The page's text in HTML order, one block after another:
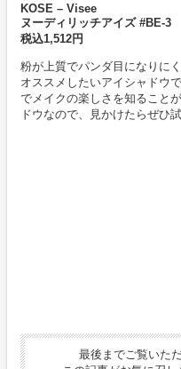
KOSE – Visee
ヌーディリッチアイズ #BE-3
税込1,512円
粉が上質でパンダ目になりに
オススメしたいアイシャドウ
でメイクの楽しさを知ること
ドウなので、見かけたらぜひ
最後までご覧いた